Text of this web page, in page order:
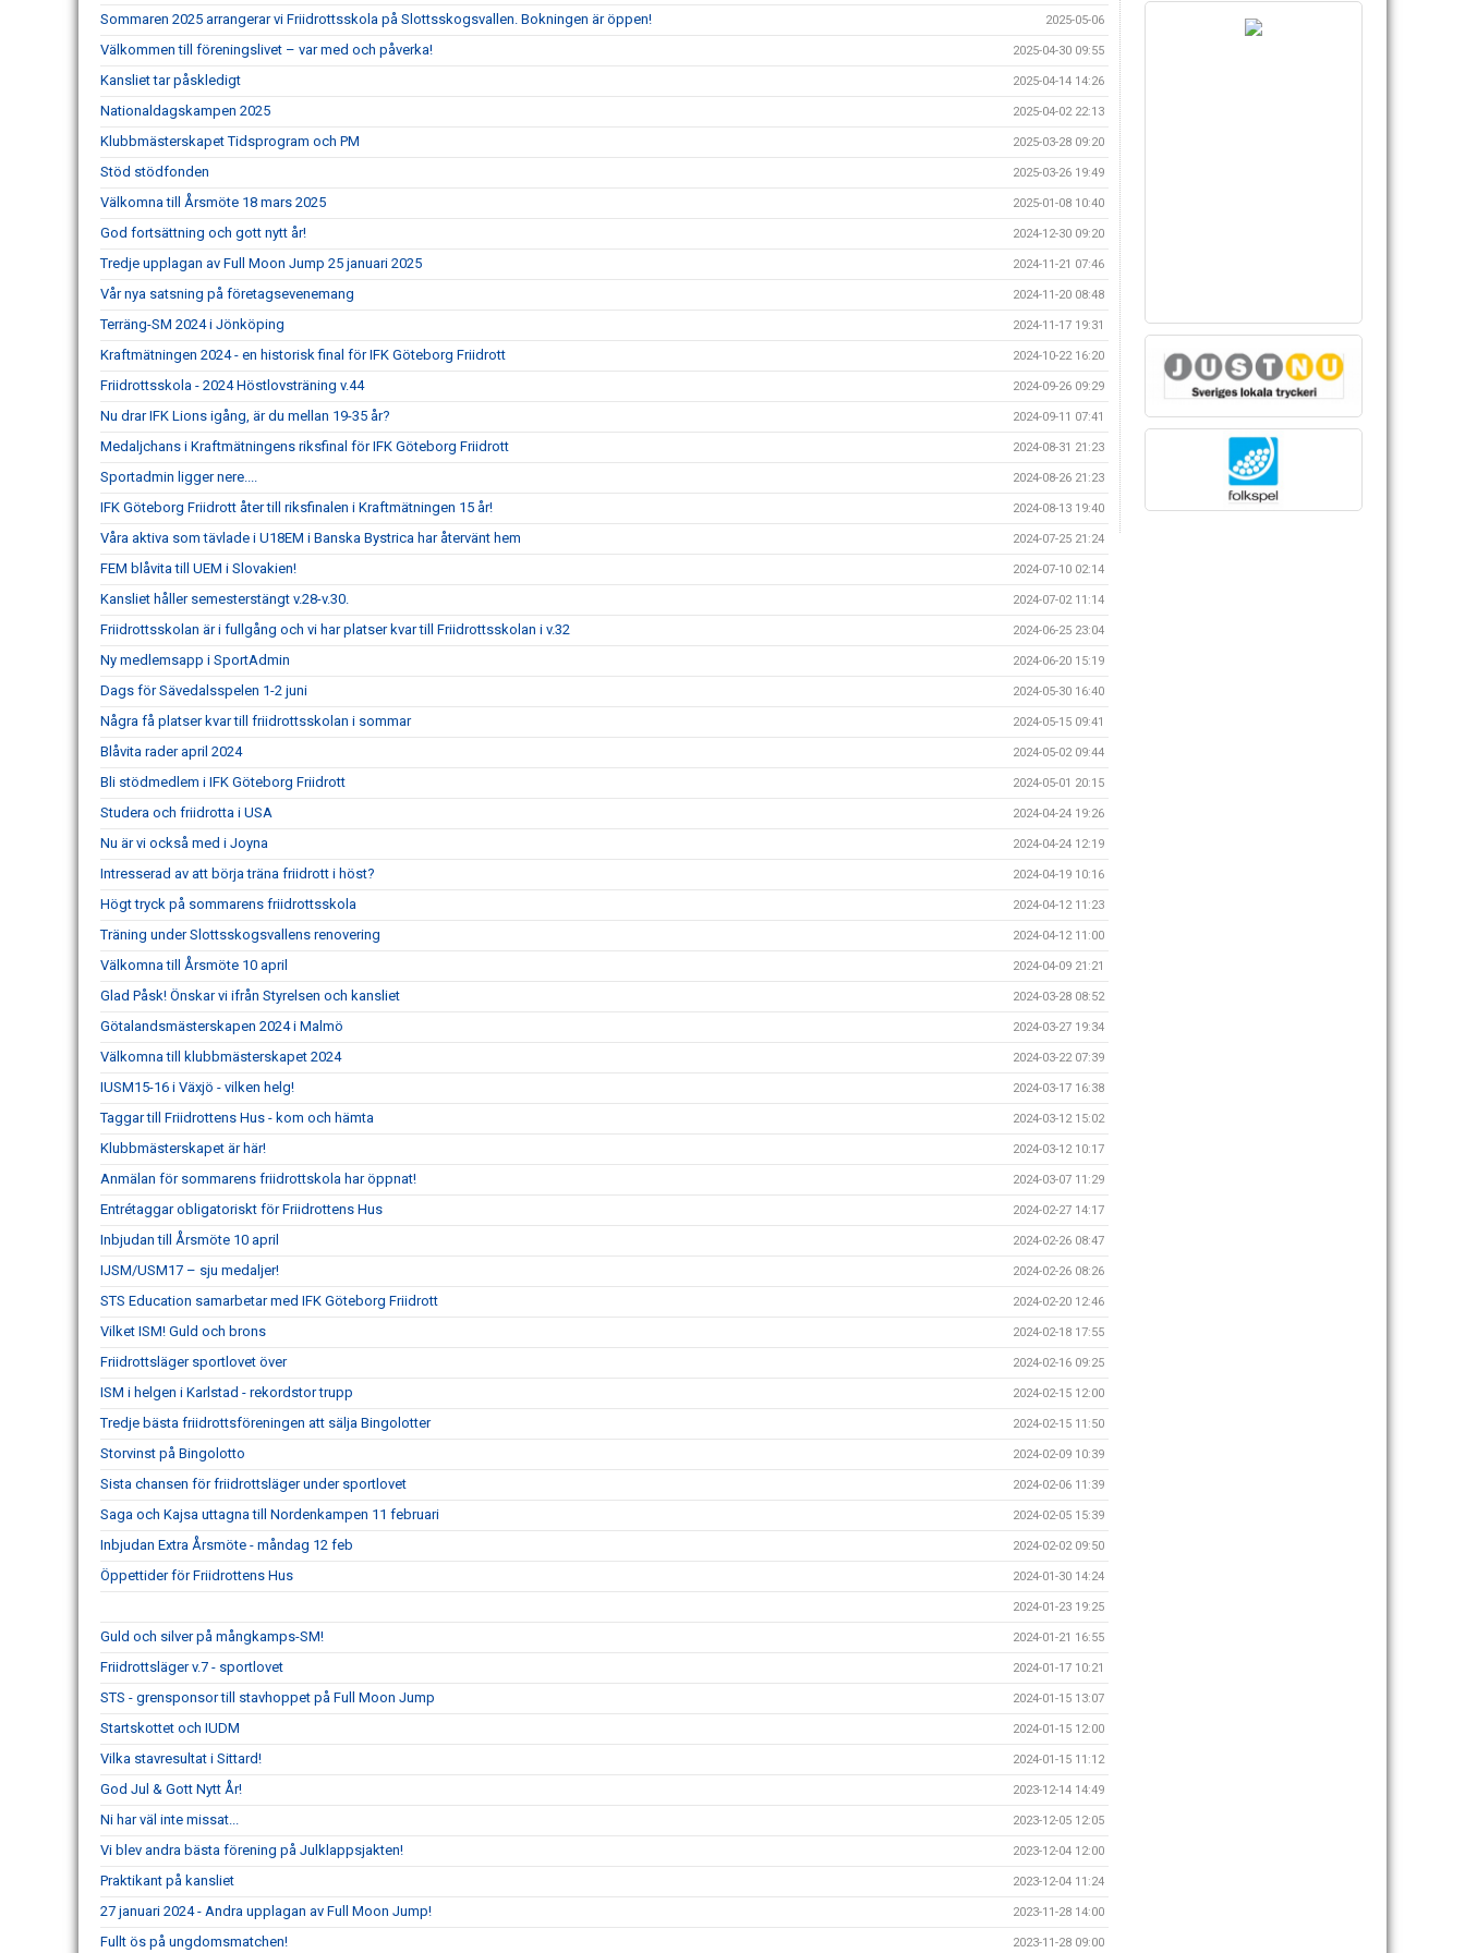
Sommaren 2025 arrangerar vi Friidrottsskola på Slottsskogsvallen. Bokningen är öppen! 2025-05-06
Välkommen till föreningslivet – var med och påverka! 2025-04-30 09:55
Kansliet tar påskledigt 2025-04-14 14:26
Nationaldagskampen 2025 2025-04-02 22:13
Klubbmästerskapet Tidsprogram och PM 2025-03-28 09:20
Stöd stödfonden 2025-03-26 19:49
Välkomna till Årsmöte 18 mars 2025 2025-01-08 10:40
God fortsättning och gott nytt år! 2024-12-30 09:20
Tredje upplagan av Full Moon Jump 25 januari 2025 2024-11-21 07:46
Vår nya satsning på företagsevenemang 2024-11-20 08:48
Terräng-SM 2024 i Jönköping 2024-11-17 19:31
Kraftmätningen 2024 - en historisk final för IFK Göteborg Friidrott 2024-10-22 16:20
Friidrottsskola - 2024 Höstlovsträning v.44 2024-09-26 09:29
Nu drar IFK Lions igång, är du mellan 19-35 år? 2024-09-11 07:41
Medaljchans i Kraftmätningens riksfinal för IFK Göteborg Friidrott 2024-08-31 21:23
Sportadmin ligger nere.... 2024-08-26 21:23
IFK Göteborg Friidrott åter till riksfinalen i Kraftmätningen 15 år! 2024-08-13 19:40
Våra aktiva som tävlade i U18EM i Banska Bystrica har återvänt hem 2024-07-25 21:24
FEM blåvita till UEM i Slovakien! 2024-07-10 02:14
Kansliet håller semesterstängt v.28-v.30. 2024-07-02 11:14
Friidrottsskolan är i fullgång och vi har platser kvar till Friidrottsskolan i v.32 2024-06-25 23:04
Ny medlemsapp i SportAdmin 2024-06-20 15:19
Dags för Sävedalsspelen 1-2 juni 2024-05-30 16:40
Några få platser kvar till friidrottsskolan i sommar 2024-05-15 09:41
Blåvita rader april 2024 2024-05-02 09:44
Bli stödmedlem i IFK Göteborg Friidrott 2024-05-01 20:15
Studera och friidrotta i USA 2024-04-24 19:26
Nu är vi också med i Joyna 2024-04-24 12:19
Intresserad av att börja träna friidrott i höst? 2024-04-19 10:16
Högt tryck på sommarens friidrottsskola 2024-04-12 11:23
Träning under Slottsskogsvallens renovering 2024-04-12 11:00
Välkomna till Årsmöte 10 april 2024-04-09 21:21
Glad Påsk! Önskar vi ifrån Styrelsen och kansliet 2024-03-28 08:52
Götalandsmästerskapen 2024 i Malmö 2024-03-27 19:34
Välkomna till klubbmästerskapet 2024 2024-03-22 07:39
IUSM15-16 i Växjö - vilken helg! 2024-03-17 16:38
Taggar till Friidrottens Hus - kom och hämta 2024-03-12 15:02
Klubbmästerskapet är här! 2024-03-12 10:17
Anmälan för sommarens friidrottskola har öppnat! 2024-03-07 11:29
Entrétaggar obligatoriskt för Friidrottens Hus 2024-02-27 14:17
Inbjudan till Årsmöte 10 april 2024-02-26 08:47
IJSM/USM17 – sju medaljer! 2024-02-26 08:26
STS Education samarbetar med IFK Göteborg Friidrott 2024-02-20 12:46
Vilket ISM! Guld och brons 2024-02-18 17:55
Friidrottsläger sportlovet över 2024-02-16 09:25
ISM i helgen i Karlstad - rekordstor trupp 2024-02-15 12:00
Tredje bästa friidrottsföreningen att sälja Bingolotter 2024-02-15 11:50
Storvinst på Bingolotto 2024-02-09 10:39
Sista chansen för friidrottsläger under sportlovet 2024-02-06 11:39
Saga och Kajsa uttagna till Nordenkampen 11 februari 2024-02-05 15:39
Inbjudan Extra Årsmöte - måndag 12 feb 2024-02-02 09:50
Öppettider för Friidrottens Hus 2024-01-30 14:24
2024-01-23 19:25
Guld och silver på mångkamps-SM! 2024-01-21 16:55
Friidrottsläger v.7 - sportlovet 2024-01-17 10:21
STS - grensponsor till stavhoppet på Full Moon Jump 2024-01-15 13:07
Startskottet och IUDM 2024-01-15 12:00
Vilka stavresultat i Sittard! 2024-01-15 11:12
God Jul & Gott Nytt År! 2023-12-14 14:49
Ni har väl inte missat... 2023-12-05 12:05
Vi blev andra bästa förening på Julklappsjakten! 2023-12-04 12:00
Praktikant på kansliet 2023-12-04 11:24
27 januari 2024 - Andra upplagan av Full Moon Jump! 2023-11-28 14:00
Fullt ös på ungdomsmatchen! 2023-11-28 09:00